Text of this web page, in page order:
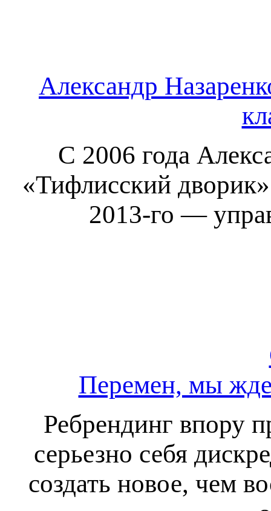
Александр
С 2006 года
«Тифлисский
2013-го —
Перемен, мы
Ребрендинг впору
серьезно себя
создать новое, чем